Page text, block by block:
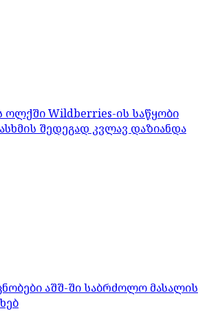
ოლქში Wildberries-ის საწყობი
შედეგად კვლავ დაზიანდა
აშშ-ში საბრძოლო მასალის